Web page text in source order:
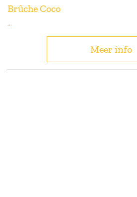
Brûche Coco
...
Meer info